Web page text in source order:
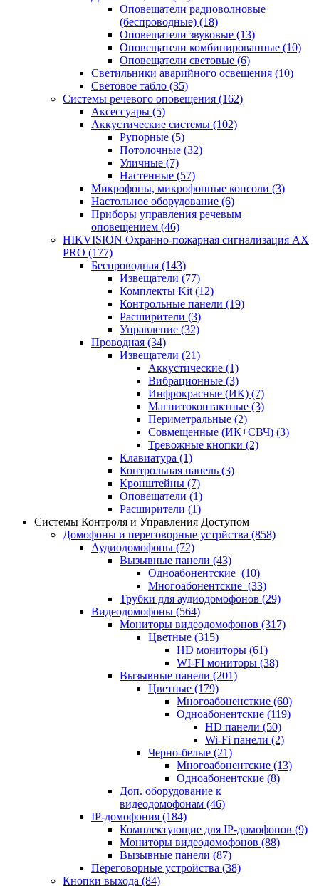
Оповещатели радиоволновые
(беспроводные) (18)
Оповещатели звуковые (13)
Оповещатели комбинированные (10)
Оповещатели световые (6)
Светильники аварийного освещения (10)
Световое табло (35)
Системы речевого оповещения (162)
Аксессуары (5)
Аккустические системы (102)
Рупорные (5)
Потолочные (32)
Уличные (7)
Настенные (57)
Микрофоны, микрофонные консоли (3)
Настольное оборудование (6)
Приборы управления речевым
оповещением (46)
HIKVISION Охранно-пожарная сигнализация AX
PRO (177)
Беспроводная (143)
Извещатели (77)
Комплекты Kit (12)
Контрольные панели (19)
Расширители (3)
Управление (32)
Проводная (34)
Извещатели (21)
Аккустические (1)
Вибрационные (3)
Инфрокрасные (ИК) (7)
Магнитоконтактные (3)
Периметральные (2)
Совмещенные (ИК+СВЧ) (3)
Тревожные кнопки (2)
Клавиатура (1)
Контрольная панель (3)
Кронштейны (7)
Оповещатели (1)
Расширители (1)
Системы Контроля и Управления Доступом
Домофоны и переговорные устрйства (858)
Аудиодомофоны (72)
Вызывные панели (43)
Одноабонентские (10)
Многоабонентские (33)
Трубки для аудиодомофонов (29)
Видеодомофоны (564)
Мониторы видеодомофонов (317)
Цветные (315)
HD мониторы (61)
WI-FI мониторы (38)
Вызывные панели (201)
Цветные (179)
Многоабоненсткие (60)
Одноабонентские (119)
HD панели (50)
Wi-Fi панели (2)
Черно-белые (21)
Многоабонентские (13)
Одноабонентские (8)
Доп. оборудование к
видеодомофонам (46)
IP-домофония (184)
Комплектующие для IP-домофонов (9)
Мониторы видеодомофонов (88)
Вызывные панели (87)
Переговорные устройства (38)
Кнопки выхода (84)